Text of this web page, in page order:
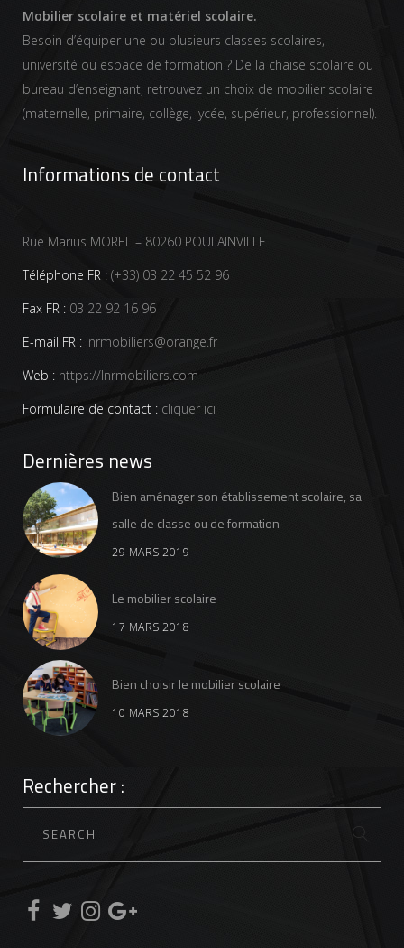
Mobilier scolaire et matériel scolaire.
Besoin d’équiper une ou plusieurs classes scolaires,
université ou espace de formation ? De la chaise scolaire ou
bureau d’enseignant, retrouvez un choix de mobilier scolaire
(maternelle, primaire, collège, lycée, supérieur, professionnel).
Informations de contact
Rue Marius MOREL – 80260 POULAINVILLE
Téléphone FR : (+33) 03 22 45 52 96
Fax FR : 03 22 92 16 96
E-mail FR : lnrmobiliers@orange.fr
Web : https://lnrmobiliers.com
Formulaire de contact : cliquer ici
Dernières news
Bien aménager son établissement scolaire, sa
salle de classe ou de formation
29 MARS 2019
Le mobilier scolaire
17 MARS 2018
Bien choisir le mobilier scolaire
10 MARS 2018
Rechercher :